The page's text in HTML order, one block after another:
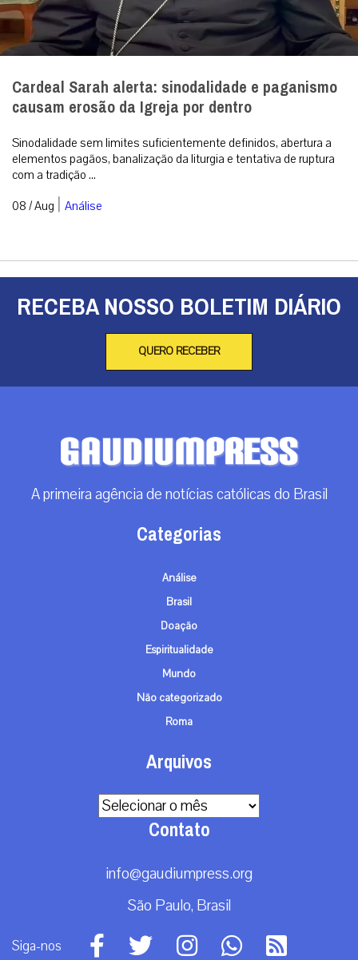
Cardeal Sarah alerta: sinodalidade e paganismo
causam erosão da Igreja por dentro
Sinodalidade sem limites suficientemente definidos, abertura a
elementos pagãos, banalização da liturgia e tentativa de ruptura
com a tradição ...
08 / Aug | Análise
RECEBA NOSSO BOLETIM DIÁRIO
QUERO RECEBER
A primeira agência de notícias católicas do Brasil
Categorias
Análise
Brasil
Doação
Espiritualidade
Mundo
Não categorizado
Roma
Arquivos
Arquivos
Contato
info@gaudiumpress.org
São Paulo, Brasil
Siga-nos